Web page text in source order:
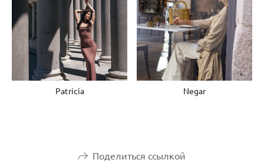
Patricia Negar
Поделиться ссылкой